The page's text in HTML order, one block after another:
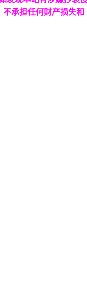
承担任何财产损失和